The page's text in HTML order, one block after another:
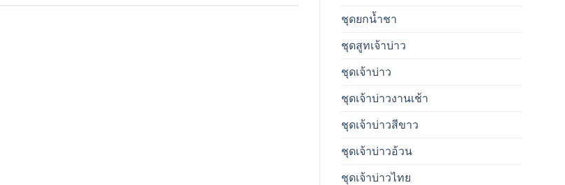
ชุดยกน้ำชา
ชุดสูทเจ้าบ่าว
ชุดเจ้าบ่าว
ชุดเจ้าบ่าวงานเช้า
ชุดเจ้าบ่าวสีขาว
ชุดเจ้าบ่าวอ้วน
ชุดเจ้าบ่าวไทย